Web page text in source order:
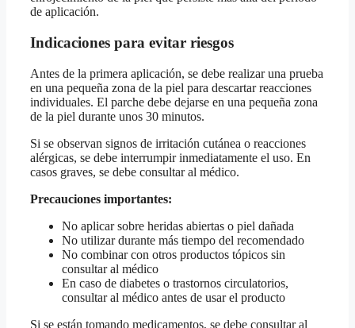
de aplicación.
Indicaciones para evitar riesgos
Antes de la primera aplicación, se debe realizar una prueba
en una pequeña zona de la piel para descartar reacciones
individuales. El parche debe dejarse en una pequeña zona
de la piel durante unos 30 minutos.
Si se observan signos de irritación cutánea o reacciones
alérgicas, se debe interrumpir inmediatamente el uso. En
casos graves, se debe consultar al médico.
Precauciones importantes:
No aplicar sobre heridas abiertas o piel dañada
No utilizar durante más tiempo del recomendado
No combinar con otros productos tópicos sin
consultar al médico
En caso de diabetes o trastornos circulatorios,
consultar al médico antes de usar el producto
Si se están tomando medicamentos, se debe consultar al